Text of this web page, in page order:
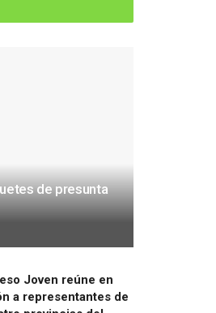
de presunta
Joven reúne en
a representantes de